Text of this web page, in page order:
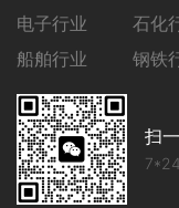
电子行业
石化
船舶行业
钢铁
扫